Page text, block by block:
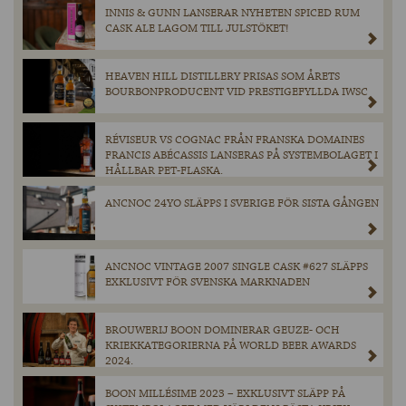
INNIS & GUNN LANSERAR NYHETEN SPICED RUM
CASK ALE LAGOM TILL JULSTÖKET!
HEAVEN HILL DISTILLERY PRISAS SOM ÅRETS
BOURBONPRODUCENT VID PRESTIGEFYLLDA IWSC
RÉVISEUR VS COGNAC FRÅN FRANSKA DOMAINES
FRANCIS ABÉCASSIS LANSERAS PÅ SYSTEMBOLAGET I
HÅLLBAR PET-FLASKA.
ANCNOC 24YO SLÄPPS I SVERIGE FÖR SISTA GÅNGEN
ANCNOC VINTAGE 2007 SINGLE CASK #627 SLÄPPS
EXKLUSIVT FÖR SVENSKA MARKNADEN
BROUWERIJ BOON DOMINERAR GEUZE- OCH
KRIEKKATEGORIERNA PÅ WORLD BEER AWARDS
2024.
BOON MILLÉSIME 2023 – EXKLUSIVT SLÄPP PÅ